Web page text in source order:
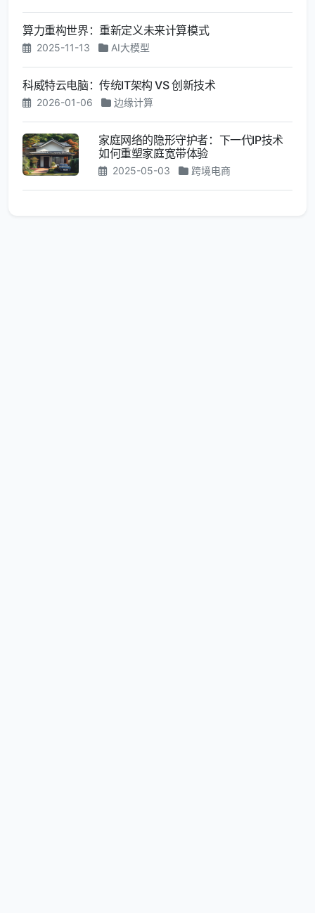
算力重构世界：重新定义未来计算模式
2025-11-13 AI大模型
科威特云电脑：传统IT架构 VS 创新技术
2026-01-06 边缘计算
家庭网络的隐形守护者：下一代IP技术
如何重塑家庭宽带体验
2025-05-03 跨境电商